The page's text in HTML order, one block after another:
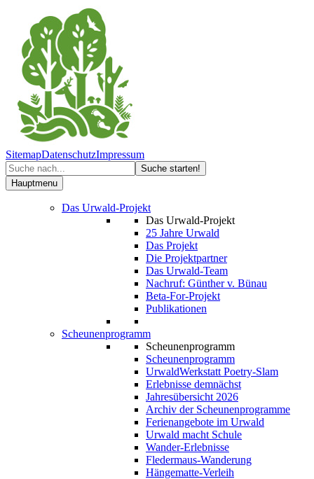
SitemapDatenschutzImpressum
Hauptmenu
Das Urwald-Projekt
Das Urwald-Projekt
25 Jahre Urwald
Das Projekt
Die Projektpartner
Das Urwald-Team
Nachruf: Günther v. Bünau
Beta-For-Projekt
Publikationen
Scheunenprogramm
Scheunenprogramm
Scheunenprogramm
UrwaldWerkstatt Poetry-Slam
Erlebnisse demnächst
Jahresübersicht 2026
Archiv der Scheunenprogramme
Ferienangebote im Urwald
Urwald macht Schule
Wander-Erlebnisse
Fledermaus-Wanderung
Hängematte-Verleih